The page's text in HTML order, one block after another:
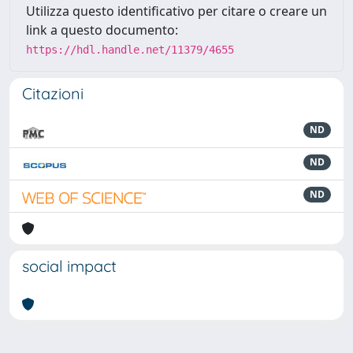
Utilizza questo identificativo per citare o creare un
link a questo documento:
https://hdl.handle.net/11379/4655
Citazioni
ND
ND
ND
social impact